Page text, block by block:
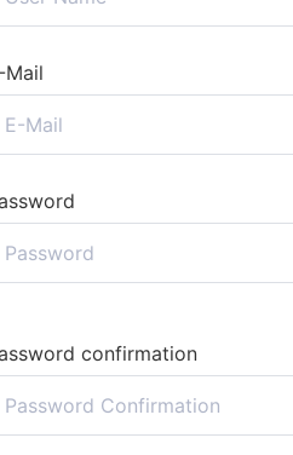
Mail
confirmation